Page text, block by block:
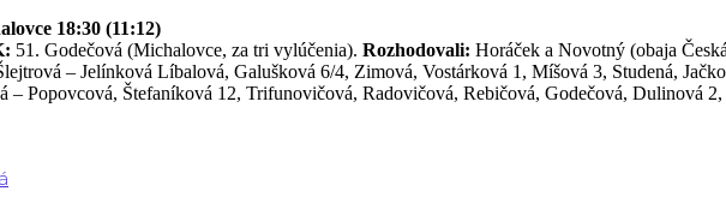
18:30 (11:12)
51. Godečová (Michalovce, za tri vylúčenia). Rozhodovali: Horáček a Novotný (obaja
– Jelínková Líbalová, Galušková 6/4, Zimová, Vostárková 1, Míšová 3, Studená,
– Popovcová, Štefaníková 12, Trifunovičová, Radovičová, Rebičová, Godečová, Dulinová